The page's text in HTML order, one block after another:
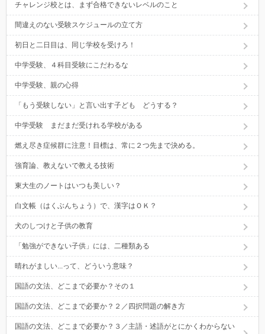
チャレンジ校とは、まず合格できないレベルのこと
間違えのない受験スケジュールの立て方
初日と二日目は、同じ学校を受けろ！
中学受験、４科目受験にこだわるな
中学受験、親の心得
「もう受験しない」と言い出す子ども どうする？
中学受験 まだまだ受けれる学校がある
燃え尽き症候群に注意！目標は、常に２つ先まで決める。
強育論、教えないで教える技術
東大生のノートはいつも美しい？
白文帳（はくぶんちょう）で、漢字はＯＫ？
犬のしつけと子供の教育
「勉強ができない子供」には、二種類ある
晴れがましい...って、どういう意味？
国語の文法、どこまで必要か？その１
国語の文法、どこまで必要か？２／四択問題の解き方
国語の文法、どこまで必要か？３／主語・述語がとにかくわからない